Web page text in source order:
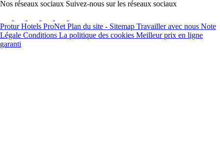
Nos réseaux sociaux Suivez-nous sur les réseaux sociaux
Protur Hotels ProNet Plan du site - Sitemap Travailler avec nous Note
Légale Conditions La politique des cookies Meilleur prix en ligne
garanti